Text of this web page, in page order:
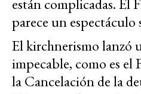
parece un
El kirchnerismo lanzó
impecable, como es
la Cancelación de la